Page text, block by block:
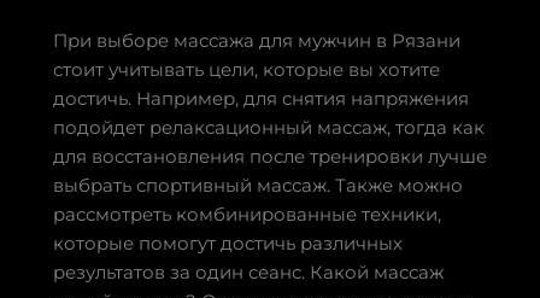
При выборе массажа для мужчин в Рязани
стоит учитывать цели, которые вы хотите
достичь. Например, для снятия напряжения
подойдет релаксационный массаж, тогда как
для восстановления после тренировки лучше
выбрать спортивный массаж. Также можно
рассмотреть комбинированные техники,
которые помогут достичь различных
результатов за один сеанс. Какой массаж